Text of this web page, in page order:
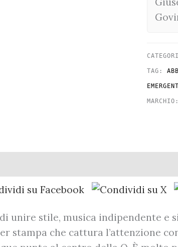
TAG:
unire stile, musica indipendente
stampa che cattura l’attenzione